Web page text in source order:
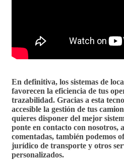
En definitiva, los sistemas de
favorecen la eficiencia de tus
trazabilidad. Gracias a esta
accesible la gestión de tus
quieres disponer del mejor
ponte en contacto con nosotros,
comentadas, también podemos
jurídico de transporte​ y otros
personalizados.